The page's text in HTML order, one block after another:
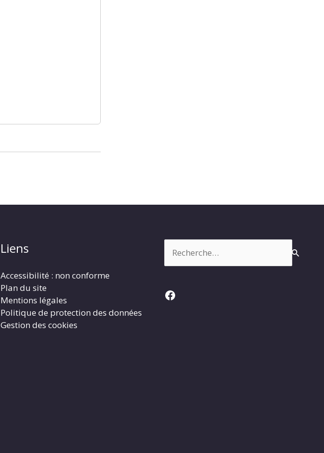
Liens
Accessibilité : non conforme
Plan du site
Mentions légales
Politique de protection des données
Gestion des cookies
Facebook